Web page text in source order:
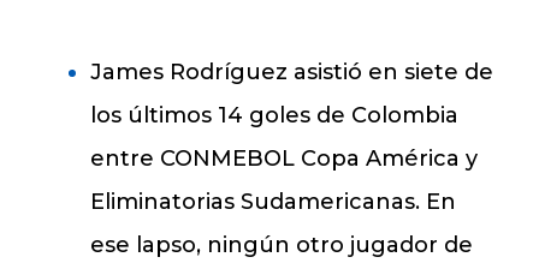
James Rodríguez asistió en siete de
los últimos 14 goles de Colombia
entre CONMEBOL Copa América y
Eliminatorias Sudamericanas. En
ese lapso, ningún otro jugador de